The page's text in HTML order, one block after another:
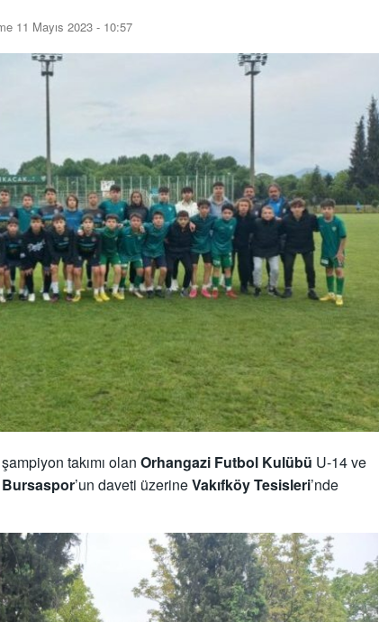
11 Mayıs 2023 - 10:57
takımı olan Orhangazi Futbol Kulübü U-14 ve
Bursaspor’un daveti üzerineVakıfköy Tesisleri’nde